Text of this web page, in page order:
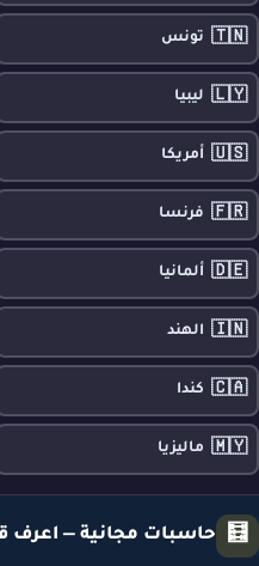
🇹🇳 تونس
🇱🇾 ليبيا
🇺🇸 أمريكا
🇫🇷 فرنسا
🇩🇪 ألمانيا
🇮🇳 الهند
🇨🇦 كندا
🇲🇾 ماليزيا
🧮 حاسبات مجانية — اعرف